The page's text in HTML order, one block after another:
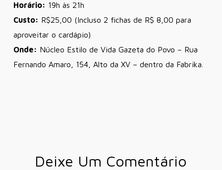
Horário: 19h às 21h
Custo: R$25,00 (Incluso 2 fichas de R$ 8,00 para
aproveitar o cardápio)
Onde: Núcleo Estilo de Vida Gazeta do Povo – Rua
Fernando Amaro, 154, Alto da XV – dentro da Fabrika.
Deixe Um Comentário